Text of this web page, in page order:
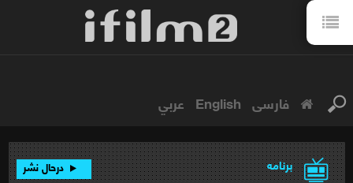
فارسی English عربي
برنامه درحال نشر